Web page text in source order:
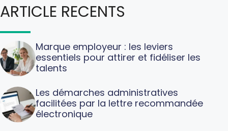
ARTICLE RECENTS
Marque employeur : les leviers
essentiels pour attirer et fidéliser les
talents
Les démarches administratives
facilitées par la lettre recommandée
électronique